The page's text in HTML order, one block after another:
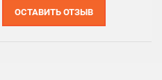
ОСТАВИТЬ ОТЗЫВ